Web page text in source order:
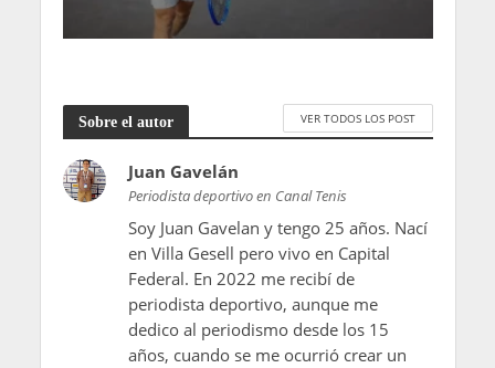
Sobre el autor VER TODOS LOS POST
Juan Gavelán
Periodista deportivo en Canal Tenis
Soy Juan Gavelan y tengo 25 años. Nací
en Villa Gesell pero vivo en Capital
Federal. En 2022 me recibí de
periodista deportivo, aunque me
dedico al periodismo desde los 15
años, cuando se me ocurrió crear un